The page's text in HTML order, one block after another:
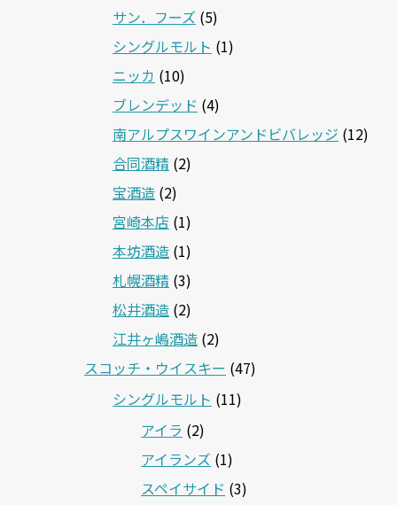
サン．フーズ (5)
シングルモルト (1)
ニッカ (10)
ブレンデッド (4)
南アルプスワインアンドビバレッジ (12)
合同酒精 (2)
宝酒造 (2)
宮崎本店 (1)
本坊酒造 (1)
札幌酒精 (3)
松井酒造 (2)
江井ヶ嶋酒造 (2)
スコッチ・ウイスキー (47)
シングルモルト (11)
アイラ (2)
アイランズ (1)
スペイサイド (3)